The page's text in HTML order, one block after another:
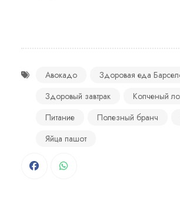
Авокадо
Здоровая еда
Здоровый завтрак
Копченый
Питание
Полезный бранч
Яйца пашот